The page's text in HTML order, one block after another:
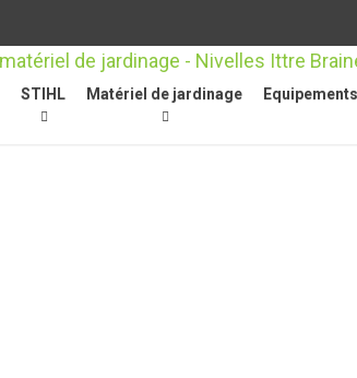
STIHL Matériel de jardinage
Rollomatic E, .325", 1,6 mm, 35 cm